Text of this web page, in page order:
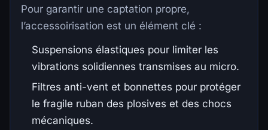
Pour garantir une captation propre,
l’accessoirisation est un élément clé :
Suspensions élastiques pour limiter les
vibrations solidiennes transmises au micro.
Filtres anti-vent et bonnettes pour protéger
le fragile ruban des plosives et des chocs
mécaniques.